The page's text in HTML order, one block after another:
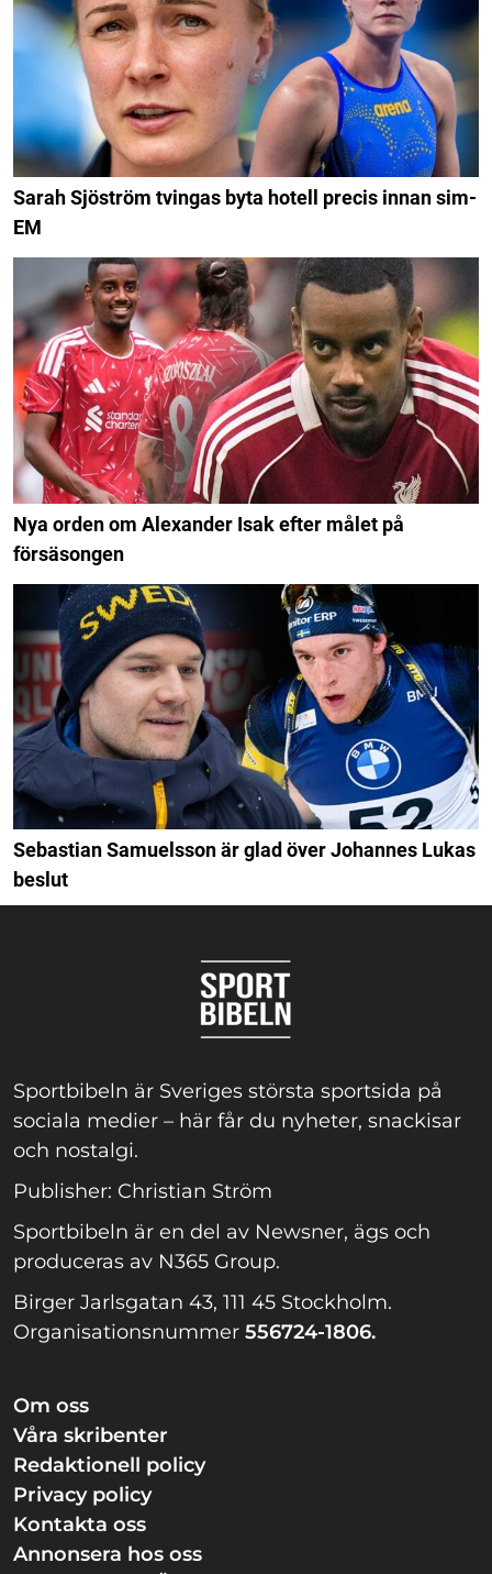
Sarah Sjöström tvingas byta hotell precis innan sim-
EM
Nya orden om Alexander Isak efter målet på
försäsongen
Sebastian Samuelsson är glad över Johannes Lukas
beslut
Sportbibeln är Sveriges största sportsida på
sociala medier – här får du nyheter, snackisar
och nostalgi.
Publisher: Christian Ström
Sportbibeln är en del av Newsner, ägs och
produceras av N365 Group.
Birger Jarlsgatan 43, 111 45 Stockholm.
Organisationsnummer 556724-1806.
Om oss
Våra skribenter
Redaktionell policy
Privacy policy
Kontakta oss
Annonsera hos oss